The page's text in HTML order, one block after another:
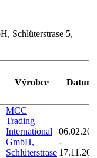
Schlüterstrase 5,
Výrobce Datum
MCC
Trading
International
GmbH,
Schlüterstrase
-